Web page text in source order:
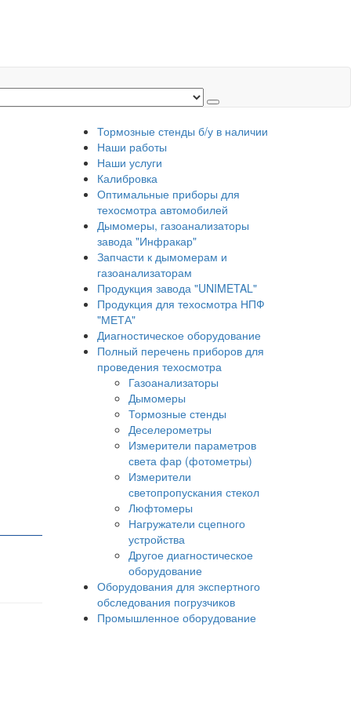
Тормозные стенды б/у в наличии
Наши работы
Наши услуги
Калибровка
Оптимальные приборы для
техосмотра автомобилей
Дымомеры, газоанализаторы
завода "Инфракар"
Запчасти к дымомерам и
газоанализаторам
Продукция завода "UNIMETAL"
Продукция для техосмотра НПФ
"МЕТА"
Диагностическое оборудование
Полный перечень приборов для
проведения техосмотра
Газоанализаторы
Дымомеры
Тормозные стенды
Деселерометры
Измерители параметров
света фар (фотометры)
Измерители
светопропускания стекол
Люфтомеры
Нагружатели сцепного
устройства
Другое диагностическое
оборудование
Оборудования для экспертного
обследования погрузчиков
Промышленное оборудование